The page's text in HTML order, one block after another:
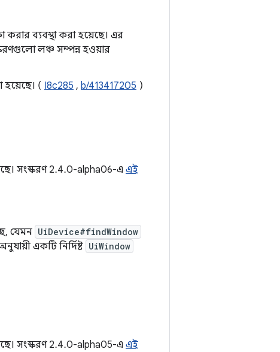
ব্যবস্থা করা হয়েছে। এর
লঞ্চ সম্পন্ন হওয়ার
( I8c285 , b/413417205 )
সংস্করণ 2.4.0-alpha06-এ এই
যেমন UiDevice#findWindow
একটি নির্দিষ্ট UiWindow
সংস্করণ 2.4.0-alpha05-এ এই